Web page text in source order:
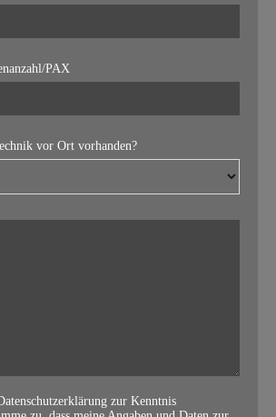
PAX
vor Ort vorhanden?
zur Kenntnis